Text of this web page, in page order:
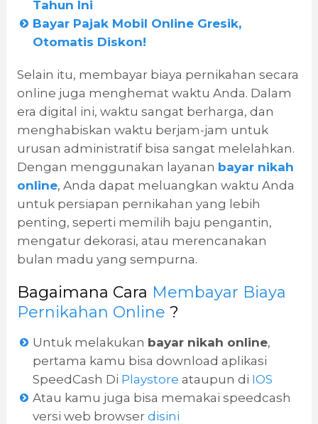
Tahun Ini
Bayar Pajak Mobil Online Gresik,
Otomatis Diskon!
Selain itu, membayar biaya pernikahan secara
online juga menghemat waktu Anda. Dalam
era digital ini, waktu sangat berharga, dan
menghabiskan waktu berjam-jam untuk
urusan administratif bisa sangat melelahkan.
Dengan menggunakan layanan bayar nikah
online, Anda dapat meluangkan waktu Anda
untuk persiapan pernikahan yang lebih
penting, seperti memilih baju pengantin,
mengatur dekorasi, atau merencanakan
bulan madu yang sempurna.
Bagaimana Cara Membayar Biaya
Pernikahan Online ?
Untuk melakukan bayar nikah online,
pertama kamu bisa download aplikasi
SpeedCash Di Playstore ataupun di IOS
Atau kamu juga bisa memakai speedcash
versi web browser disini